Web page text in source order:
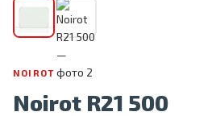
NOIROT
Noirot R21 500